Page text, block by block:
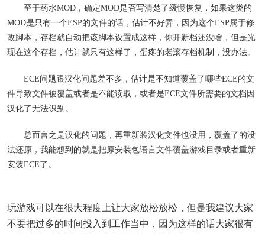
至于药水MOD，确定MOD是否写清楚了缓慢恢复，如果这类的
MOD是只有一个ESP的文件的话，估计不好弄，因为这个ESP属于修
改脚本，存档就自动把该脚本设置成这样，你开新档还没啥，但是光
现在这个存档，估计就只有这样了，蛋疼的老滚存档机制，没办法。
ECE问题跟汉化问题差不多，估计是不知道覆盖了哪些ECE的文
件导致文件被覆盖或者是不能读取，或者是ECE文件所需要的文档因
汉化了无法识别。
总而言之是汉化的问题，再重新装汉化文件也没用，覆盖了的没
法还原，我能想到的就是把原安装包语言文件覆盖游戏目录或者重新
安装ECE了。
玩游戏可以在很大程度上让大家放松放松，但是我建议大家
不要把过多的时间投入到工作当中，因为这样的话大家很有